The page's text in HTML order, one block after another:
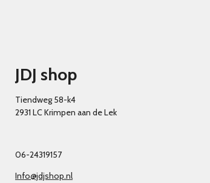
JDJ shop
Tiendweg 58-k4
2931 LC Krimpen aan de Lek
06-24319157
Info@jdjshop.nl